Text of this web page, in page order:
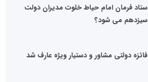
ستاد فرمان امام حیاط خلوت مدیران دولت
سیزدهم می شود؟
فائزه دولتی مشاور و دستیار ویژه عارف شد